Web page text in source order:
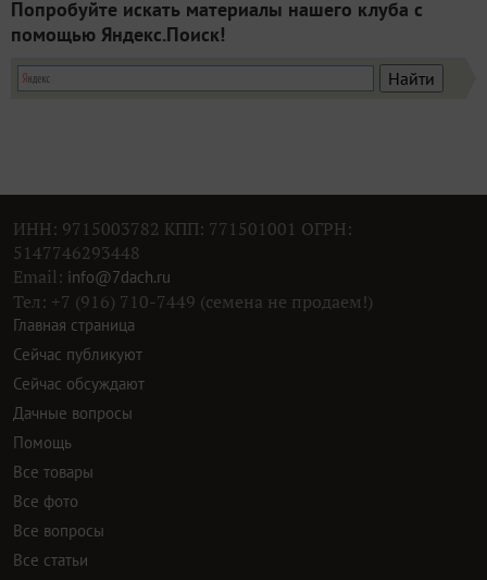
Попробуйте искать материалы нашего клуба с
помощью Яндекс.Поиск!
ИНН: 9715003782 КПП: 771501001 ОГРН:
5147746293448
Email: info@7dach.ru
Тел: +7 (916) 710-7449 (семена не продаем!)
Главная страница
Сейчас публикуют
Сейчас обсуждают
Дачные вопросы
Помощь
Все товары
Все фото
Все вопросы
Все статьи